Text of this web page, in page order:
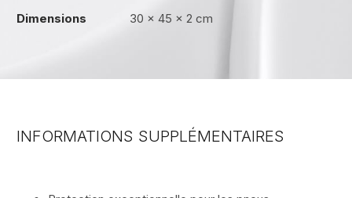
Dimensions
30 × 45 × 2 cm
INFORMATIONS SUPPLÉMENTAIRES